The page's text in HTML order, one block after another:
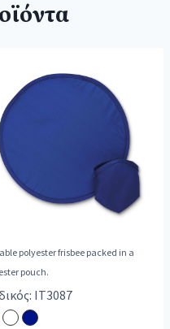
polyester frisbee packed in a
pouch.
IT3087